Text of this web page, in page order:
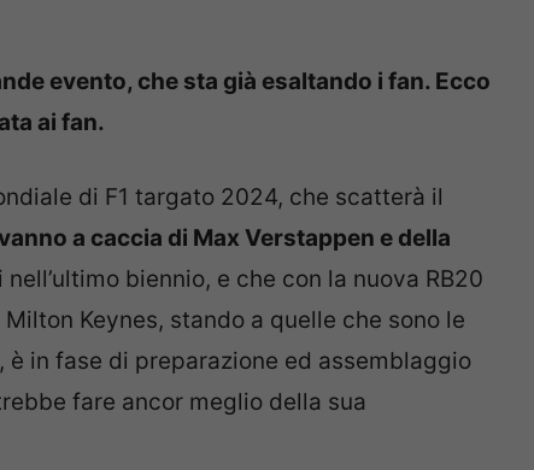
evento, che sta già esaltando i fan. Ecco
ai fan.
di F1 targato 2024, che scatterà il
a caccia di Max Verstappen e della
biennio, e che con la nuova RB20
Keynes, stando a quelle che sono le
in fase di preparazione ed assemblaggio
fare ancor meglio della sua